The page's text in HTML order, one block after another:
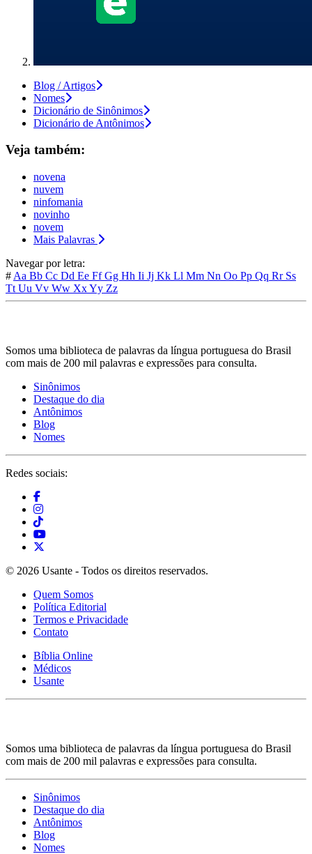
Blog / Artigos
Nomes
Dicionário de Sinônimos
Dicionário de Antônimos
Veja também:
novena
nuvem
ninfomania
novinho
novem
Mais Palavras
Navegar por letra:
# Aa Bb Cc Dd Ee FfGg Hh Ii Jj Kk Ll Mm Nn Oo Pp Qq Rr Ss
Tt Uu Vv Ww XxYy Zz
Somos uma biblioteca de palavras da língua portuguesa do Brasil
com mais de 200 mil palavras e expressões para consulta.
Sinônimos
Destaque do dia
Antônimos
Blog
Nomes
Redes sociais:
© 2026 Usante - Todos os direitos reservados.
Quem Somos
Política Editorial
Termos e Privacidade
Contato
Bíblia Online
Médicos
Usante
Somos uma biblioteca de palavras da língua portuguesa do Brasil
com mais de 200 mil palavras e expressões para consulta.
Sinônimos
Destaque do dia
Antônimos
Blog
Nomes